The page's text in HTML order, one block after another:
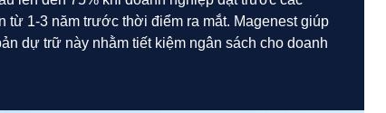
từ 1-3 năm trước thời điểm ra mắt. Magenest giúp
dự trữ này nhằm tiết kiệm ngân sách cho doanh